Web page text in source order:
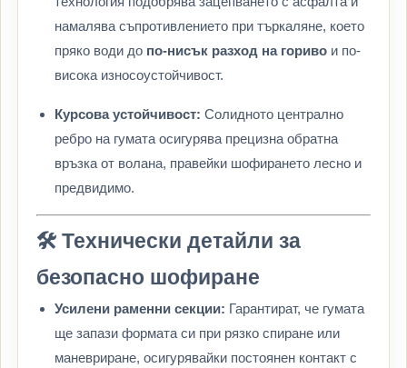
намалява съпротивлението при търкаляне, което
пряко води до по-нисък разход на гориво и по-
висока износоустойчивост.
Курсова устойчивост: Солидното централно
ребро на гумата осигурява прецизна обратна
връзка от волана, правейки шофирането лесно и
предвидимо.
🛠️ Технически детайли за
безопасно шофиране
Усилени раменни секции: Гарантират, че гумата
ще запази формата си при рязко спиране или
маневриране, осигурявайки постоянен контакт с